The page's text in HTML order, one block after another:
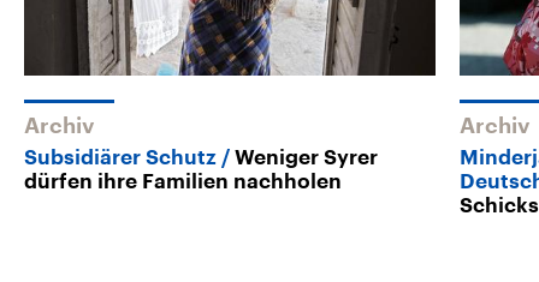
Archiv
Subsidiärer Schutz
Weniger Syrer
dürfen ihre Familien nachholen
Archiv